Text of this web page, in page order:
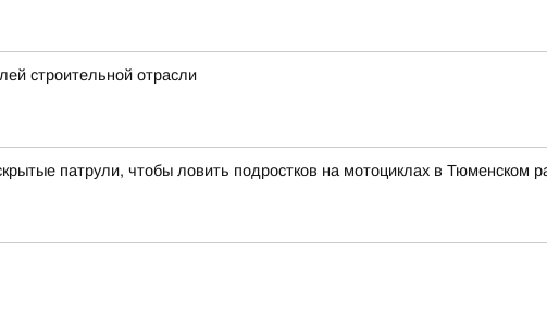
строительной отрасли
патрули, чтобы ловить подростков на мотоциклах в Тюменском